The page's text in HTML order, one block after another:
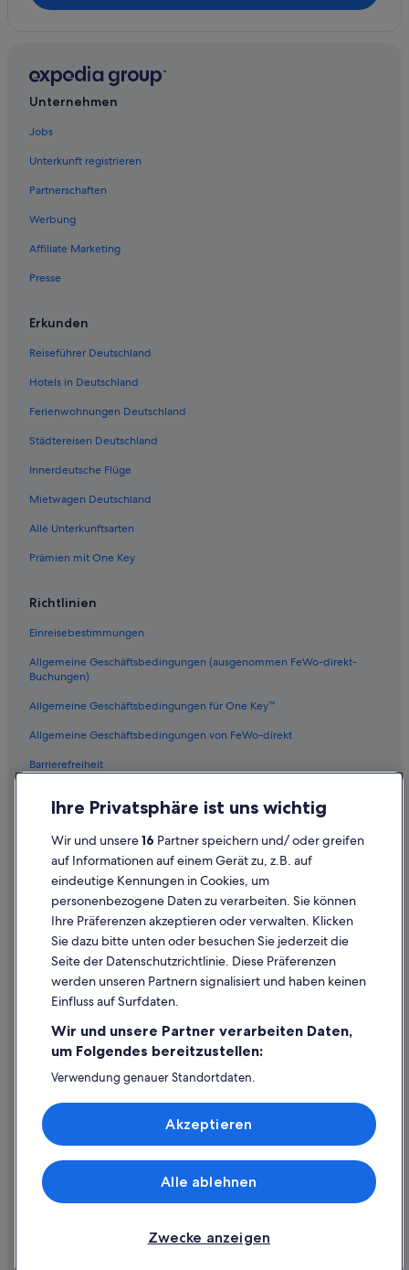
Kennedale Hotels
Berkeley Place: Hotels
Lake Worth Hotels
Near Southside: Hotels
Unternehmen
Jobs
Unterkunft registrieren
Partnerschaften
Werbung
Affiliate Marketing
Presse
Erkunden
Reiseführer Deutschland
Hotels in Deutschland
Ferienwohnungen Deutschland
Städtereisen Deutschland
Innerdeutsche Flüge
Mietwagen Deutschland
Alle Unterkunftsarten
Prämien mit One Key
Richtlinien
Einreisebestimmungen
Allgemeine Geschäftsbedingungen (ausgenommen FeWo-direkt-
Buchungen)
Allgemeine Geschäftsbedingungen für One Key™
Allgemeine Geschäftsbedingungen von FeWo-direkt
Barrierefreiheit
Inhaltsrichtlinien und Melden von Inhalten
Hilfe
Hilfe
Flug stornieren
Rückerstattungsdauer
Expedia-Gutschein einlösen
Internationale Reisedokumente
© 2026 Expedia, Inc., ein Unternehmen der Expedia Group. Alle Rechte
vorbehalten. Expedia und das Expedia-Logo sind Handelsmarken oder
Ihre Privatsphäre ist uns wichtig
Wir und unsere16 Partner speichern und/ oder greifen
auf Informationen auf einem Gerät zu, z.B. auf
eindeutige Kennungen in Cookies, um
personenbezogene Daten zu verarbeiten. Sie können
Ihre Präferenzen akzeptieren oder verwalten. Klicken
Sie dazu bitte unten oder besuchen Sie jederzeit die
Seite der Datenschutzrichtlinie. Diese Präferenzen
werden unseren Partnern signalisiert und haben keinen
Einfluss auf Surfdaten.
Wir und unsere Partner verarbeiten Daten,
um Folgendes bereitzustellen:
Verwendung genauer Standortdaten.
Speichern von oder Zugriff auf Informationen auf einem
Endgerät. Personalisierte Werbung und Inhalte, Messung
von Werbeleistung und der Performance von Inhalten,
Liste der Partner (Lieferanten)
Zwecke anzeigen
Alle ablehnen
Akzeptieren